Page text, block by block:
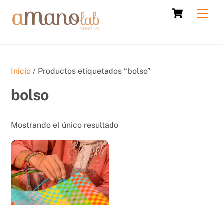
Cart
Inicio / Productos etiquetados “bolso”
bolso
Mostrando el único resultado